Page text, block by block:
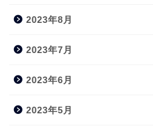
2023年8月
2023年7月
2023年6月
2023年5月